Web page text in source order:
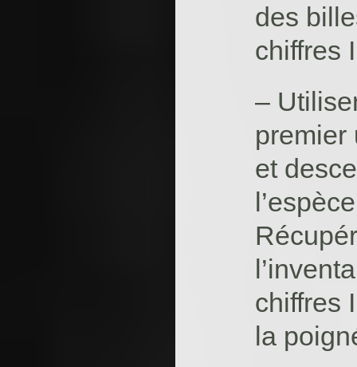
des
chiffres
–
premier
et
chiffres
la